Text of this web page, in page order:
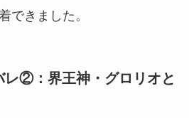
できました。
レ②：界王神・グロリオと